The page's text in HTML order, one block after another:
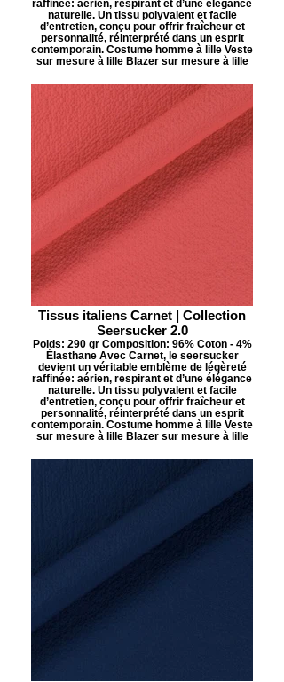
raffinée: aérien, respirant et d’une élégance
naturelle. Un tissu polyvalent et facile
d’entretien, conçu pour offrir fraîcheur et
personnalité, réinterprété dans un esprit
contemporain. Costume homme à lille Veste
sur mesure à lille Blazer sur mesure à lille
Tissus italiens Carnet | Collection
Seersucker 2.0
Poids: 290 gr Composition: 96% Coton - 4%
Élasthane Avec Carnet, le seersucker
devient un véritable emblème de légèreté
raffinée: aérien, respirant et d’une élégance
naturelle. Un tissu polyvalent et facile
d’entretien, conçu pour offrir fraîcheur et
personnalité, réinterprété dans un esprit
contemporain. Costume homme à lille Veste
sur mesure à lille Blazer sur mesure à lille